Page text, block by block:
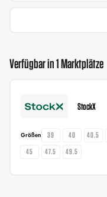
Verfügbar in 1 Marktplätze
StockX
Größen 39 40 40.5
45
47.5 49.5